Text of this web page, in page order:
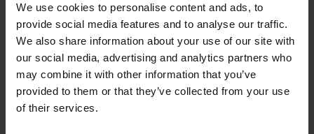
We use cookies to personalise content and ads, to
provide social media features and to analyse our traffic.
We also share information about your use of our site with
our social media, advertising and analytics partners who
may combine it with other information that you’ve
provided to them or that they’ve collected from your use
of their services.
Maatgids
Wasvoorschriften